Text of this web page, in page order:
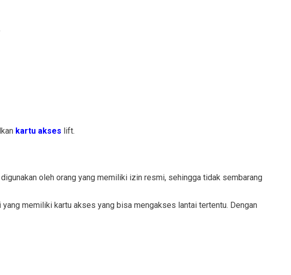
kartu akses lift.
oleh orang yang memiliki izin resmi, sehingga tidak sembarang
memiliki kartu akses yang bisa mengakses lantai tertentu. Dengan